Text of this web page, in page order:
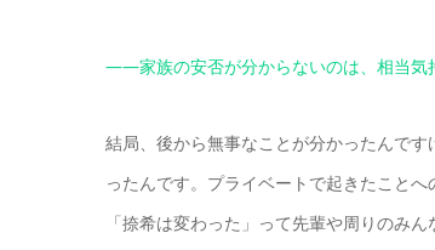
――家族の安否が分からないのは、相当気
結局、後から無事なことが分かったんで
ったんです。プライベートで起きたこと
「捺希は変わった」って先輩や周りのみ